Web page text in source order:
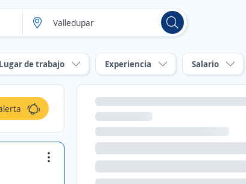
Lugar de trabajo Experiencia Salario